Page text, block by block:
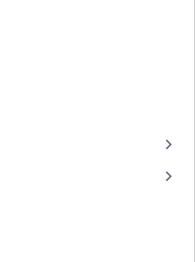
keyboard_arrow_right
keyboard_arrow_right